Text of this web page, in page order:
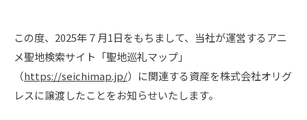
この度、2025年７月1日をもちまして、当社が運営するアニ
メ聖地検索サイト「聖地巡礼マップ」
（https://seichimap.jp/）に関連する資産を株式会社オリグ
レスに譲渡したことをお知らせいたします。